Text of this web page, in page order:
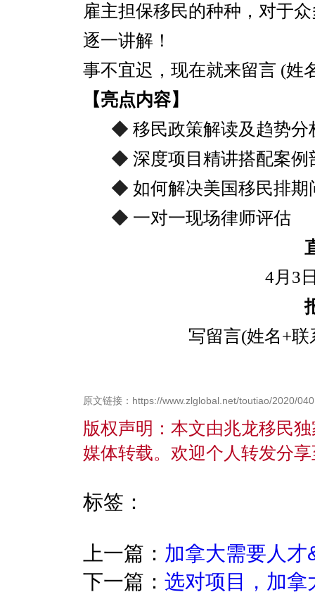
雇主担保移民的种种，对于
逐一讲解！
事不宜迟，现在就来留言 (姓
【亮点内容】
◆ 移民政策解读及趋势分
◆ 深度项目精讲搭配案例
◆ 如何解决美国移民排期
◆ 一对一现场律师评估
4月3
写留言(姓名+
原文链接：https://www.zlglobal.net/toutiao/2020/
版权声明：本文由兆龙移民
媒体转载。欢迎个人转发分
标签：
上一篇： 加拿大需要人
下一篇： 选对项目，加拿